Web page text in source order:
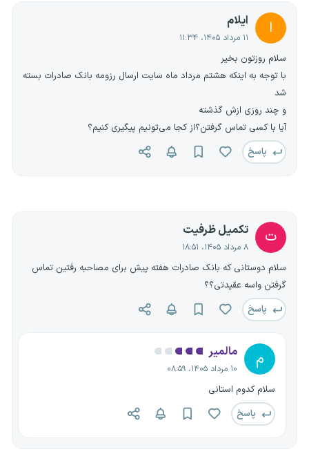
ا ایلام
۱۱ مرداد ۱۴۰۵، ۱۱:۳۴
سلام روزتون بخیر
با توجه به اینکه هشتم مرداد ماه سایت ارسال رزومه بانک صادرات بسته
شد
و چند روزی ازش گذشته
آیا با کسی تماس گرفتن؟از کجا می‌تونیم پیگیری کنیم؟
پاسخ
ت تکمیل ظرفیت
۸ مرداد ۱۴۰۵، ۱۸:۵۱
سلام دوستانی که بانک صادرات هفته پیش برای مصاحبه رفتین تماس
گرفتن واسه عقیدتی؟؟
پاسخ
م مالمیر
۱۰ مرداد ۱۴۰۵، ۰۸:۵۹
سلام کدوم استانی
پاسخ